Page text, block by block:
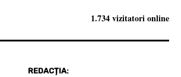
1.734 vizitatori online
REDACȚIA: